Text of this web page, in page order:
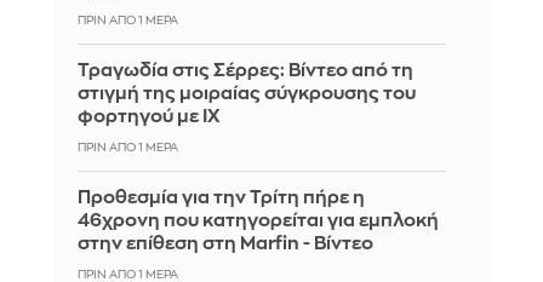
ΠΡΙΝ ΑΠΌ 1 ΜΈΡΑ
Τραγωδία στις Σέρρες: Βίντεο από τη
στιγμή της μοιραίας σύγκρουσης του
φορτηγού με ΙΧ
ΠΡΙΝ ΑΠΌ 1 ΜΈΡΑ
Προθεσμία για την Τρίτη πήρε η
46χρονη που κατηγορείται για εμπλοκή
στην επίθεση στη Marfin - Βίντεο
ΠΡΙΝ ΑΠΌ 1 ΜΈΡΑ